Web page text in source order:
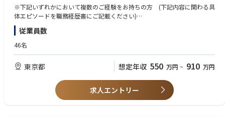
■石油関連の税制や補助金に関する省庁への提言
燃料の安定供給とカーボンニュートラル燃料の開発・実装に向けた活動の
両立を推進するための、会員各社の意見を取りまとめ、省庁への現状の説
明や必要な要請（補助金・税制改正等）。
■統計データを活用した課題認知・情報提供
会員各社の生産・販売・在庫等から作成した統計データを用いた業界の現
状把握や課題認知、情報提供、HP上での情報公開・発信。
※委員会とは…会員各社の課長～部長クラスの専門家が出席し、業界内の
それぞれの所掌領域に係るテーマに関して課題提起や改善策について意見
※下記いずれかにおいて複数のご経験をお持ちの方 (下記内容に関わる具
体エピソードを職務経歴書にご記載ください)
■複数のステークホルダー間での合意形成・交渉経験
■問題解決に対し自身が主体となって企画提案し成果を挙げた経験
■複数のプロジェクトや業務を同時進行させた経験
【歓迎】
・英語のスキルをお持ちの方（海外文献等の読解経験）
・省庁との折衝・調整業務のご経験をお持ちの方
・財務諸表の分析や非財務情報開示などに関わるご経験をお持ちの方
従業員数
46名
東京都 想定年収 550 万円 ~ 910 万円
求人エントリー